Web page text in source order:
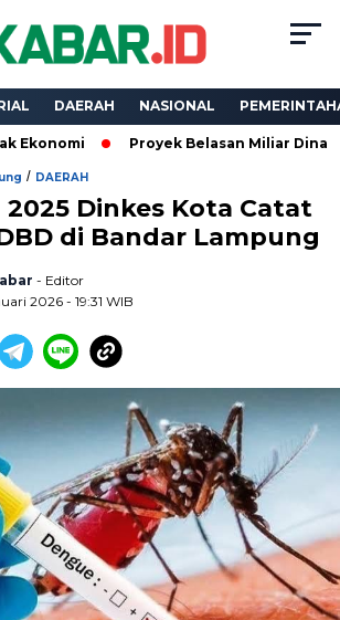
DAERAH NASIONAL
Proyek Belasan Miliar Dinas PKPCK
/ DAERAH
2025 Dinkes Kota Catat
di Bandar Lampung
- Editor
2026 - 19:31 WIB